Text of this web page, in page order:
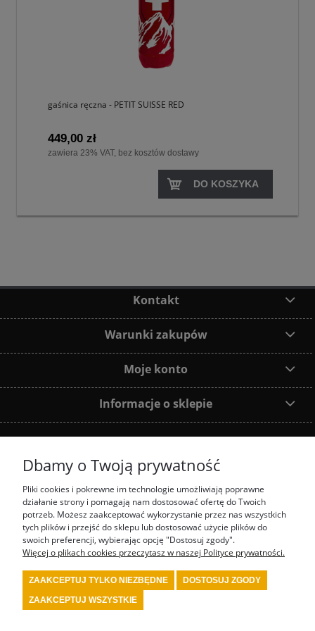
gaśnica ręczna - PETIT SUISSE RED
449,00 zł
zawiera 23% VAT, bez kosztów dostawy
DO KOSZYKA
Kontakt
Warunki zakupów
Moje konto
Informacje o sklepie
Dołącz do nas:
Najczęściej wyszukiwane produkty:
prezenty motorsport fotel biurowy OMP tanie akcesoria rajdowe red spec
wyposażenie rajdowe turn one przedstawiciel stilo przedstawiciel OMP
kombinezon kartingowy kombinezon OMP kask Stilo sklep rajdowy rally shop
system gaśniczy fia wyposażenie serwisu motorsport wyposażenie bezpieczeństwa
wyposażenie kierowcy rajdowego wyposażenie samochodu rajdowego
kask kartingowy kask fia skarpety fia
kombinezon fia kombinezon rajdowy
gadżety tanie akcesoria motorsport
Dbamy o Twoją prywatność
Pliki cookies i pokrewne im technologie umożliwiają poprawne
działanie strony i pomagają nam dostosować ofertę do Twoich
potrzeb. Możesz zaakceptować wykorzystanie przez nas wszystkich
tych plików i przejść do sklepu lub dostosować użycie plików do
swoich preferencji, wybierając opcję "Dostosuj zgody".
Więcej o plikach cookies przeczytasz w naszej Polityce prywatności.
ZAAKCEPTUJ TYLKO NIEZBĘDNE
DOSTOSUJ ZGODY
ZAAKCEPTUJ WSZYSTKIE